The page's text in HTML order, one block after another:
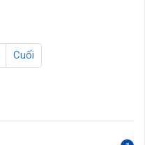
Cuối